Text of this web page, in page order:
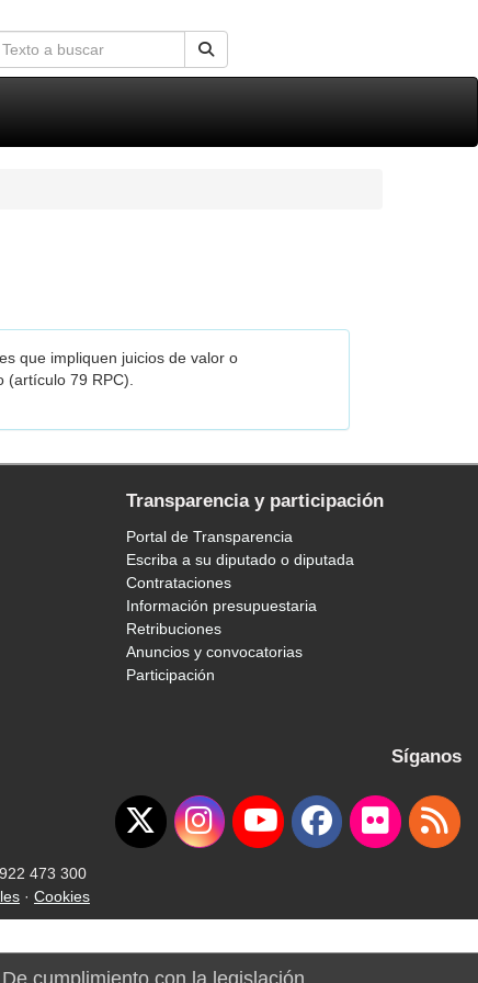
que impliquen juicios de valor o
79 RPC).
Transparencia y participación
Portal de Transparencia
Escriba a su diputado o diputada
Contrataciones
Información presupuestaria
Retribuciones
Anuncios y convocatorias
Participación
Síganos
473 300
· Cookies
cumplimiento con la legislación